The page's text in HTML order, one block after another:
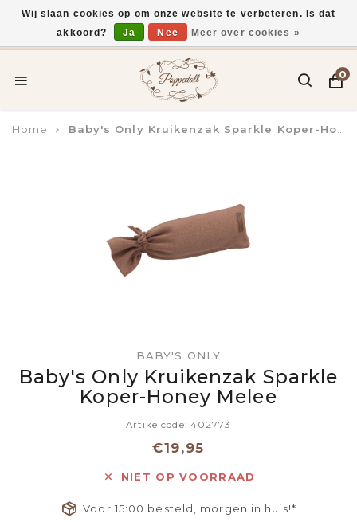
Voor 15:00 uur besteld, vandaag verzonden*
0
Home Baby's Only Kruikenzak Sparkle Koper-Honey Melee
BABY'S ONLY
Baby's Only Kruikenzak Sparkle
Koper-Honey Melee
Artikelcode: 402773
€19,95
NIET OP VOORRAAD
Voor 15:00 besteld, morgen in huis!*
Wij slaan cookies op om onze website te verbeteren. Is dat
akkoord?
Ja Nee Meer over cookies »